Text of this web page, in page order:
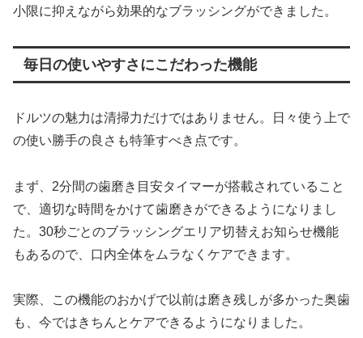
小限に抑えながら効果的なブラッシングができました。
毎日の使いやすさにこだわった機能
ドルツの魅力は清掃力だけではありません。日々使う上で
の使い勝手の良さも特筆すべき点です。
まず、2分間の歯磨き目安タイマーが搭載されていること
で、適切な時間をかけて歯磨きができるようになりまし
た。30秒ごとのブラッシングエリア切替えお知らせ機能
もあるので、口内全体をムラなくケアできます。
実際、この機能のおかげで以前は磨き残しが多かった奥歯
も、今ではきちんとケアできるようになりました。